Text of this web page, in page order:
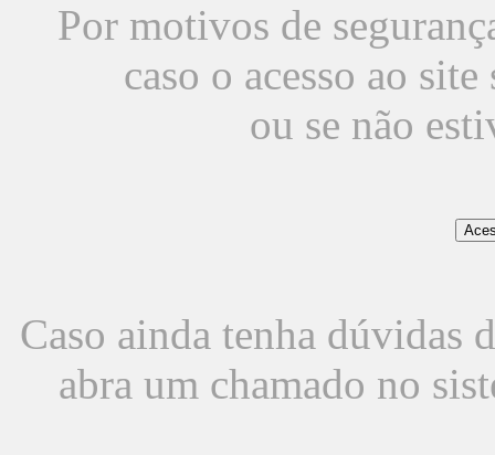
Por motivos de
caso o acesso ao
ou se não
Caso ainda tenha dúvidas
abra um chamado no